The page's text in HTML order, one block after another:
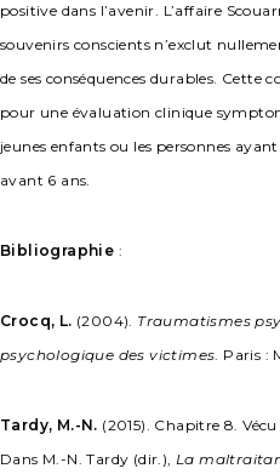
positive dans l’avenir. L’affaire
souvenirs conscients n’exclut
de ses conséquences durables. Cette
pour une évaluation clinique
jeunes enfants ou les personnes
avant 6 ans.
Bibliographie :
Crocq, L. (2004). Traumatismes
psychologique des victimes. Paris :
Tardy, M.-N. (2015). Chapitre 8.
Dans M.-N. Tardy (dir.), La